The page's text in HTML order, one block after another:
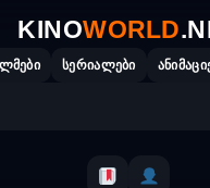
KINOWORLD
სერიალები